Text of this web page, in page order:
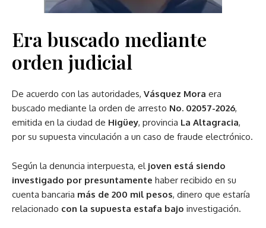
Era buscado mediante
orden judicial
De acuerdo con las autoridades, Vásquez Mora era
buscado mediante la orden de arresto No. 02057-2026,
emitida en la ciudad de Higüey, provincia La Altagracia,
por su supuesta vinculación a un caso de fraude electrónico.
Según la denuncia interpuesta, el joven está siendo
investigado por presuntamente haber recibido en su
cuenta bancaria más de 200 mil pesos, dinero que estaría
relacionado con la supuesta estafa bajo investigación.